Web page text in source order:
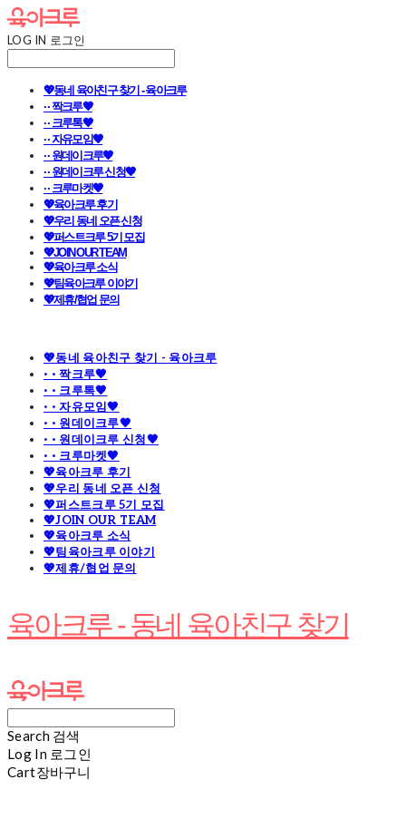
LOG IN 로그인
💖동네 육아친구 찾기 - 육아크루
· · 짝크루🧡
· · 크루톡🧡
· · 자유모임🧡
· · 원데이크루🧡
· · 원데이크루 신청🧡
· · 크루마켓🧡
💖육아크루 후기
💖우리 동네 오픈 신청
💖퍼스트크루 5기 모집
💖JOIN OUR TEAM
💖육아크루 소식
💖팀육아크루 이야기
💖제휴/협업 문의
💖동네 육아친구 찾기 - 육아크루
· · 짝크루🧡
· · 크루톡🧡
· · 자유모임🧡
· · 원데이크루🧡
· · 원데이크루 신청🧡
· · 크루마켓🧡
💖육아크루 후기
💖우리 동네 오픈 신청
💖퍼스트크루 5기 모집
💖JOIN OUR TEAM
💖육아크루 소식
💖팀육아크루 이야기
💖제휴/협업 문의
육아크루 - 동네 육아친구 찾기
Search 검색
Log In 로그인
Cart장바구니